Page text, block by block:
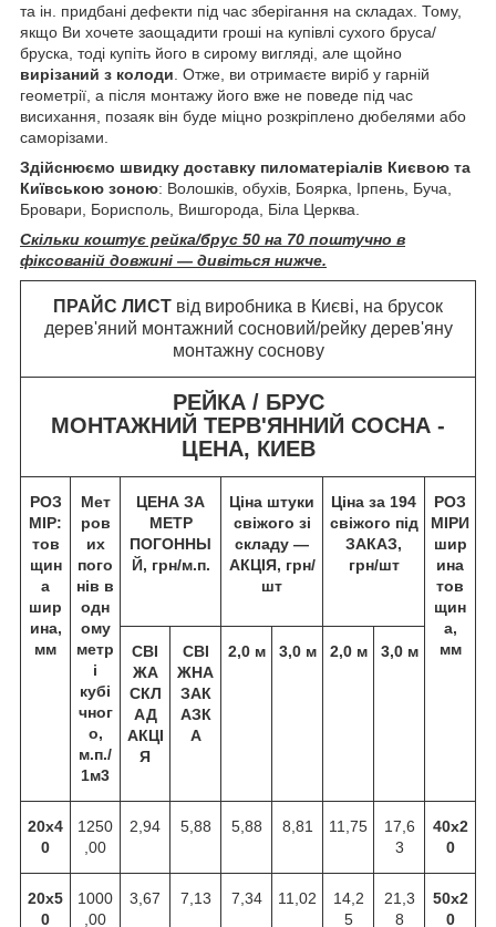
та ін. придбані дефекти під час зберігання на складах. Тому,
якщо Ви хочете заощадити гроші на купівлі сухого бруса/
бруска, тоді купіть його в сирому вигляді, але щойно
вирізаний з колоди . Отже, ви отримаєте виріб у гарній
геометрії, а після монтажу його вже не поведе під час
висихання, позаяк він буде міцно розкріплено дюбелями або
саморізами.
Здійснюємо швидку доставку пиломатеріалів Києвою та
Київською зоною: Волошків, обухів, Боярка, Ірпень, Буча,
Бровари, Борисполь, Вишгорода, Біла Церква.
Скільки коштує рейка/брус 50 на 70 поштучно в
фіксованій довжині — дивіться нижче.
ПРАЙС ЛИСТ від виробника в Києві, на брусок
дерев'яний монтажний сосновий/рейку дерев'яну
монтажну соснову
РЕЙКА / БРУС
МОНТАЖНИЙ ТЕРВ'ЯННИЙ СОСНА -
ЦЕНА, КИЕВ
РОЗ
МІР:
тов
щин
а
шир
ина,
мм
Мет
ров
их
пого
нів в
одн
ому
метр
і
кубі
чног
о,
м.п./
1м3
ЦЕНА ЗА
МЕТР
ПОГОННЫ
Й, грн/м.п.
Ціна штуки
свіжого зі
складу —
АКЦІЯ, грн/
шт
Ціна за 194
свіжого під
ЗАКАЗ,
грн/шт
РОЗ
МІРИ
шир
ина
тов
щин
а,
мм
СВІ
ЖА
СКЛ
АД
АКЦІ
Я
СВІ
ЖНА
ЗАК
АЗК
А
2,0 м 3,0 м 2,0 м 3,0 м
20х4
0
1250
,00
2,94 5,88 5,88 8,81 11,75
17,6
3
40х2
0
20х5
0
1000
,00
3,67 7,13 7,34 11,02
14,2
5
21,3
8
50х2
0